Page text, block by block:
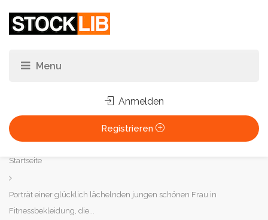
Anmelden
Registrieren
Sie
sind
hier:
Startseite
Porträt einer glücklich lächelnden jungen schönen Frau in
Fitnessbekleidung, die...